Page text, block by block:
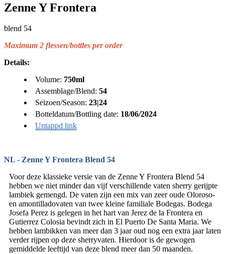
Zenne Y Frontera
blend 54
Maximum 2 flessen/bottles per order
Details:
Volume: 750ml
Assemblage/Blend: 54
Seizoen/Season: 23|24
Botteldatum/Bottling date: 18/06/2024
Untappd link
NL - Zenne Y Frontera Blend 54
Voor deze klassieke versie van de Zenne Y Frontera Blend 54
hebben we niet minder dan vijf verschillende vaten sherry gerijpte
lambiek gemengd. De vaten zijn een mix van zeer oude Oloroso-
en amontilladovaten van twee kleine familiale Bodegas. Bodega
Josefa Perez is gelegen in het hart van Jerez de la Frontera en
Gutierrez Colosia bevindt zich in El Puerto De Santa Maria. We
hebben lambikken van meer dan 3 jaar oud nog een extra jaar laten
verder rijpen op deze sherryvaten. Hierdoor is de gewogen
gemiddelde leeftijd van deze blend meer dan 50 maanden.